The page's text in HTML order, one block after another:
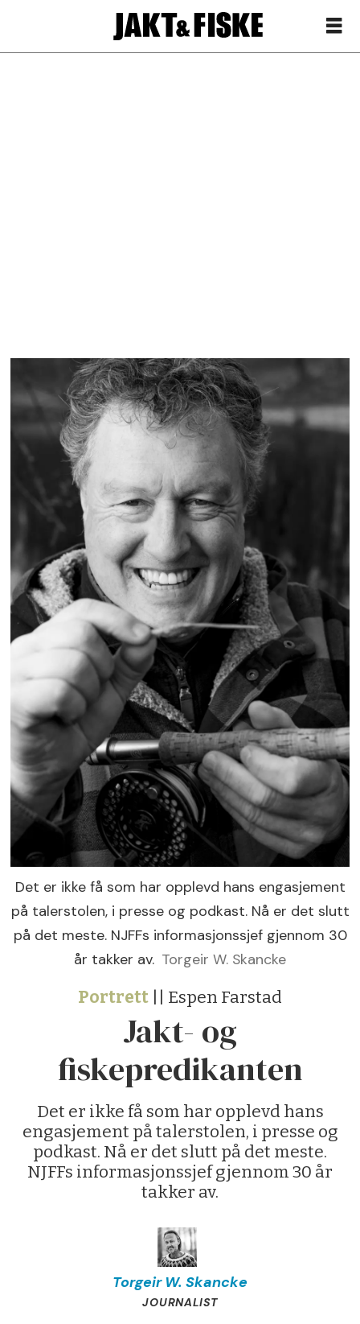
Det er ikke få som har opplevd hans engasjement
på talerstolen, i presse og podkast. Nå er det slutt
på det meste. NJFFs informasjonssjef gjennom 30
år takker av. Torgeir W. Skancke
Portrett || Espen Farstad
Jakt- og
fiskepredikanten
Det er ikke få som har opplevd hans
engasjement på talerstolen, i presse og
podkast. Nå er det slutt på det meste.
NJFFs informasjonssjef gjennom 30 år
takker av.
Torgeir W. Skancke
JOURNALIST